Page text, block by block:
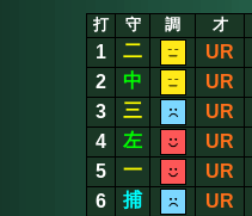
打 守 調 才
1 二 UR
2
中 UR
3
三 UR
4
左 UR
5
一 UR
6
捕 UR